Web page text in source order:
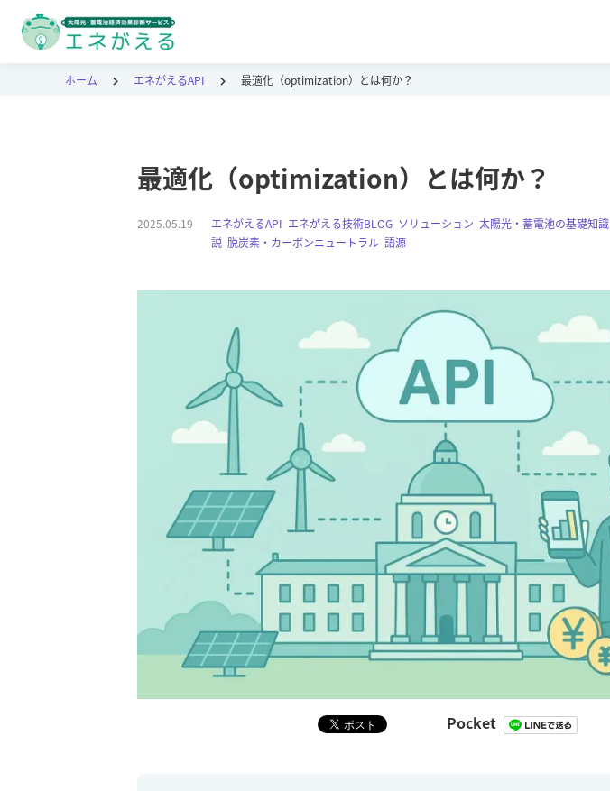
ホーム エネがえるAPI 最適化（optimization）とは何か？
最適化（optimization）とは何か？
エネがえるAPI エネがえる技術BLOG ソリューション ,太陽光・蓄電池の基礎知識
説 ,脱炭素・カーボンニュートラル ,語源
2025.05.19
Pocket